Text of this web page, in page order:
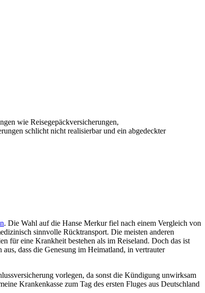
wie Reisegepäckversicherungen,
schlicht nicht realisierbar und ein abgedeckter
. Die Wahl auf die Hanse Merkur fiel nach einem Vergleich von
sinnvolle Rücktransport. Die meisten anderen
für eine Krankheit bestehen als im Reiseland. Doch das ist
dass die Genesung im Heimatland, in vertrauter
vorlegen, da sonst die Kündigung unwirksam
Krankenkasse zum Tag des ersten Fluges aus Deutschland